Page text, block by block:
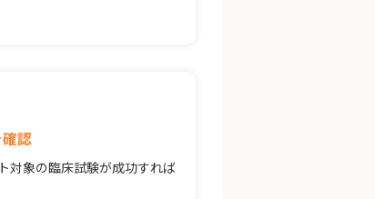
認
対象の臨床試験が成功すれば